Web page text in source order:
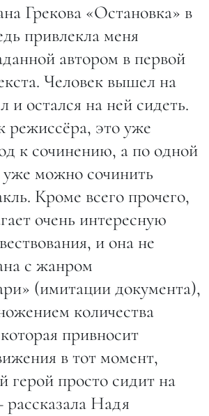
Грекова «Остановка» в
привлекла меня
автором в первой
Человек вышел на
и остался на ней сидеть.
режиссёра, это уже
к сочинению, а по одной
уже можно сочинить
Кроме всего прочего,
очень интересную
и она не
с жанром
(имитации документа),
количества
привносит
в тот момент,
герой просто сидит на
рассказала Надя